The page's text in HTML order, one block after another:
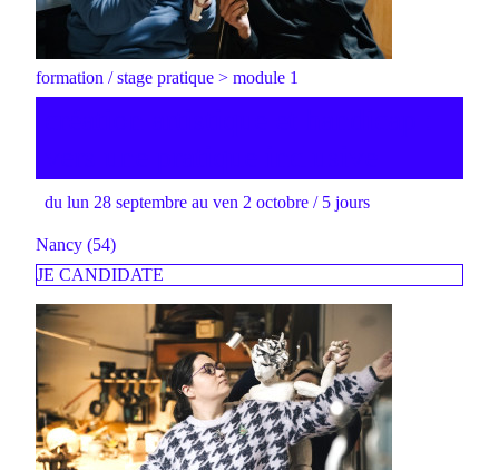
formation / stage pratique > module 1
du lun 28 septembre au ven 2 octobre / 5 jours
Nancy (54)
JE CANDIDATE